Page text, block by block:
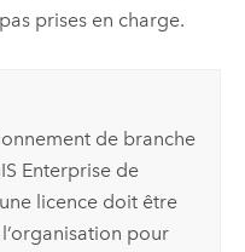
prises en charge.
de branche
Enterprise de
licence doit être
pour